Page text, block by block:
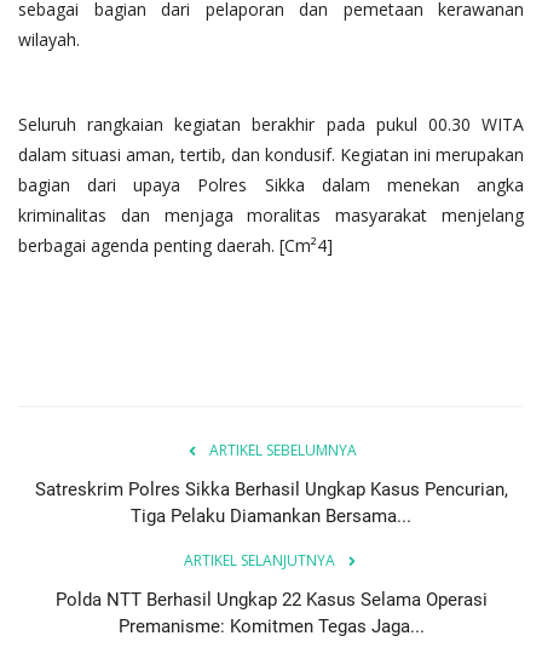
sebagai bagian dari pelaporan dan pemetaan kerawanan
wilayah.
Seluruh rangkaian kegiatan berakhir pada pukul 00.30 WITA
dalam situasi aman, tertib, dan kondusif. Kegiatan ini merupakan
bagian dari upaya Polres Sikka dalam menekan angka
kriminalitas dan menjaga moralitas masyarakat menjelang
berbagai agenda penting daerah. [Cm²4]
ARTIKEL SEBELUMNYA
Satreskrim Polres Sikka Berhasil Ungkap Kasus Pencurian,
Tiga Pelaku Diamankan Bersama...
ARTIKEL SELANJUTNYA
Polda NTT Berhasil Ungkap 22 Kasus Selama Operasi
Premanisme: Komitmen Tegas Jaga...